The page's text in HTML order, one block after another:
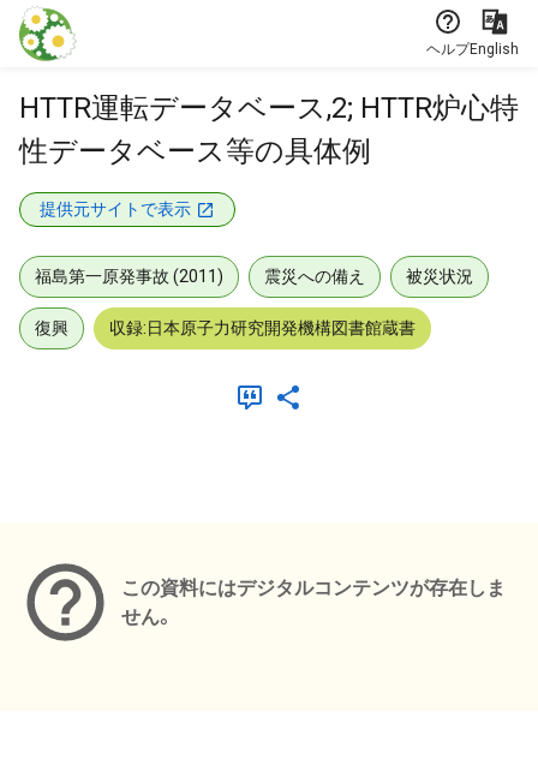
本文に飛ぶ
ヘルプEnglish
HTTR運転データベース,2; HTTR炉心特
性データベース等の具体例
提供元サイトで表示
福島第一原発事故 (2011) 震災への備え 被災状況
復興 収録:日本原子力研究開発機構図書館蔵書
この資料にはデジタルコンテンツが存在しま
せん。